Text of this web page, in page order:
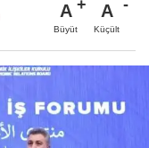
A
Büyüt
A
Küçült